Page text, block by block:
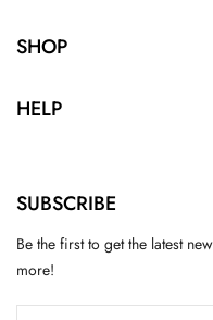
SHOP
HELP
SUBSCRIBE
Be the first to get the latest
more!